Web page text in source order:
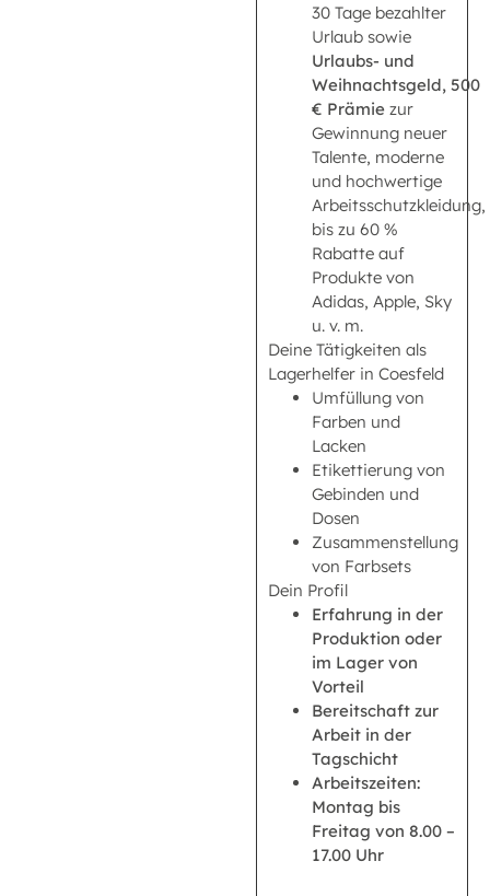
30 Tage bezahlter
Urlaub sowie
Urlaubs- und
Weihnachtsgeld, 500
€ Prämie zur
Gewinnung neuer
Talente, moderne
und hochwertige
Arbeitsschutzkleidung,
bis zu 60 %
Rabatte auf
Produkte von
Adidas, Apple, Sky
u. v. m.
Deine Tätigkeiten als
Lagerhelfer in Coesfeld
Umfüllung von
Farben und
Lacken
Etikettierung von
Gebinden und
Dosen
Zusammenstellung
von Farbsets
Dein Profil
Erfahrung in der
Produktion oder
im Lager von
Vorteil
Bereitschaft zur
Arbeit in der
Tagschicht
Arbeitszeiten:
Montag bis
Freitag von 8.00 –
17.00 Uhr